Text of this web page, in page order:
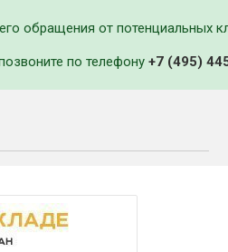
обращения от потенциальных
по телефону +7 (495)